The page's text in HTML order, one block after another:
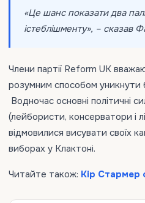
«Це шанс показати два
істеблішменту», – сказав
Члени партії Reform UK
розумним способом уникнути
Водночас основні політичні
(лейбористи, консерватори і
відмовилися висувати своїх
виборах у Клактоні.
Читайте також: Кір Стармер